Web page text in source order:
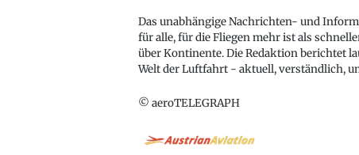
Das unabhängige Nachrichten- und
für alle, für die Fliegen mehr ist als
über Kontinente. Die Redaktion berichtet
Welt der Luftfahrt - aktuell, verständlich,
© aeroTELEGRAPH